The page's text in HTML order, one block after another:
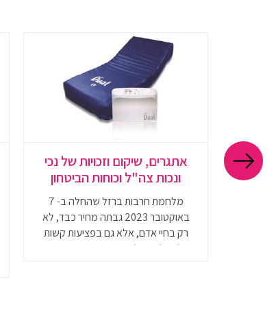
אתגרים, שיקום וזכויות של נכי
ונכות צה"ל וכוחות הביטחון
מלחמת חרבות ברזל שהחלה ב- 7
באוקטובר 2023 גבתה מחיר כבד, לא
רק בחיי אדם, אלא גם בפציעות קשות
של חיילי צה"ל ואנשי כוחות הבטחון. בין